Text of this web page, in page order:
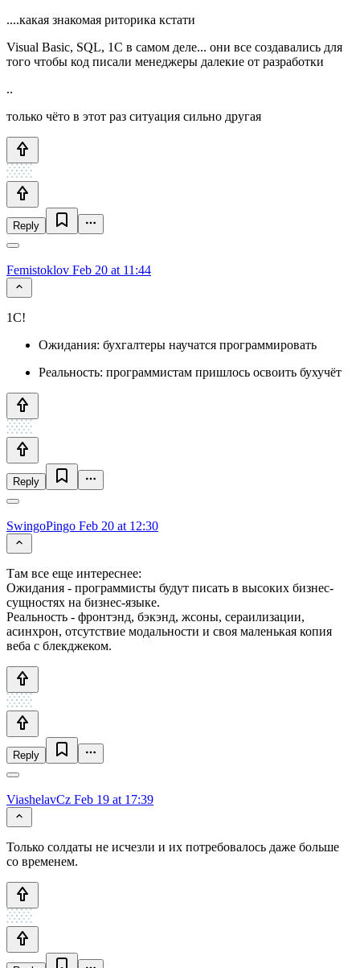
....какая знакомая риторика кстати
Visual Basic, SQL, 1C в самом деле... они все создавались для
того чтобы код писали менеджеры далекие от разработки
..
только чёто в этот раз ситуация сильно другая
Reply
Femistoklov Feb 20 at 11:44
1C!
Ожидания: бухгалтеры научатся программировать
Реальность: программистам пришлось освоить бухучёт
Reply
SwingoPingo Feb 20 at 12:30
Там все еще интереснее:
Ожидания - программисты будут писать в высоких бизнес-
сущностях на бизнес-языке.
Реальность - фронтэнд, бэкэнд, жсоны, сераилизации,
асинхрон, отсутствие модальности и своя маленькая копия
веба с блекджеком.
Reply
ViashelavCz Feb 19 at 17:39
Только солдаты не исчезли и их потребовалось даже больше
со временем.